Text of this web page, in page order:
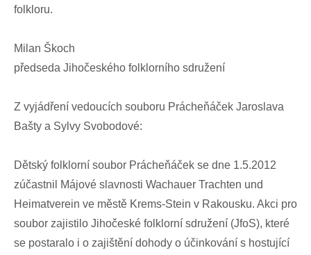
folkloru.
Milan Škoch
předseda Jihočeského folklorního sdružení
Z vyjádření vedoucích souboru Prácheňáček Jaroslava
Bašty a Sylvy Svobodové:
Dětský folklorní soubor Prácheňáček se dne 1.5.2012
zúčastnil Májové slavnosti Wachauer Trachten und
Heimatverein ve městě Krems-Stein v Rakousku. Akci pro
soubor zajistilo Jihočeské folklorní sdružení (JfoS), které
se postaralo i o zajištění dohody o účinkování s hostující